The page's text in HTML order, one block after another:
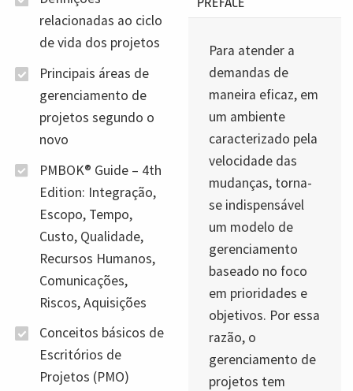
relacionadas ao ciclo
de vida dos projetos
Principais áreas de
gerenciamento de
projetos segundo o
novo
PMBOK® Guide – 4th
Edition: Integração,
Escopo, Tempo,
Custo, Qualidade,
Recursos Humanos,
Comunicações,
Riscos, Aquisições
Conceitos básicos de
Escritórios de
Projetos (PMO)
Para atender a
demandas de
maneira eficaz, em
um ambiente
caracterizado pela
velocidade das
mudanças, torna-
se indispensável
um modelo de
gerenciamento
baseado no foco
em prioridades e
objetivos. Por essa
razão, o
gerenciamento de
projetos tem